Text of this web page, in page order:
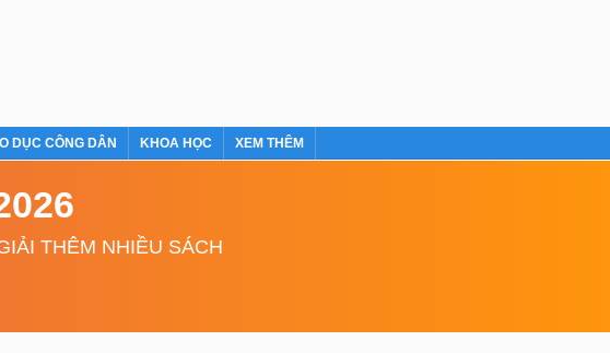
DỤC CÔNG DÂN KHOA HỌC XEM THÊM
THÊM NHIỀU SÁCH